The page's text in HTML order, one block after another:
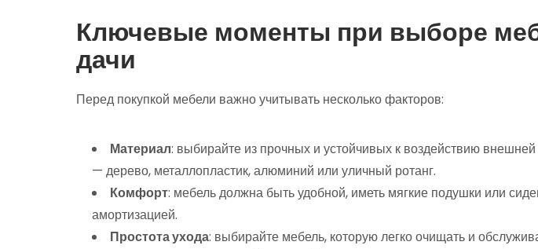
Ключевые моменты при выборе
дачи
Перед покупкой мебели важно учитывать несколько факторов:
Материал: выбирайте из прочных и устойчивых к воздействию
— дерево, металлопластик, алюминий или уличный ротанг.
Комфорт: мебель должна быть удобной, иметь мягкие подушки или
амортизацией.
Простота ухода: выбирайте мебель, которую легко очищать и